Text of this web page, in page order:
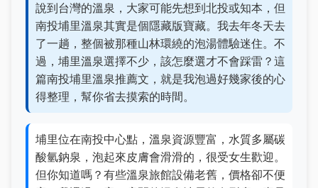
說到台灣的溫泉，大家可能先想到北投或知本，但
南投埔里溫泉其實是個隱藏版寶藏。我去年冬天去
了一趟，整個被那種山林環繞的泡湯體驗迷住。不
過，埔里溫泉選擇不少，該怎麼選才不會踩雷？這
篇南投埔里溫泉推薦文，就是我泡過好幾家後的心
得整理，幫你省去摸索的時間。
埔里位在南投中心點，溫泉資源豐富，水質多屬碳
酸氫鈉泉，泡起來皮膚會滑滑的，很受女生歡迎。
但你知道嗎？有些溫泉旅館設備老舊，價格卻不便